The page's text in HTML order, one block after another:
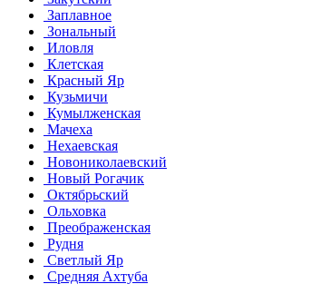
Заплавное
Зональный
Иловля
Клетская
Красный Яр
Кузьмичи
Кумылженская
Мачеха
Нехаевская
Новониколаевский
Новый Рогачик
Октябрьский
Ольховка
Преображенская
Рудня
Светлый Яр
Средняя Ахтуба